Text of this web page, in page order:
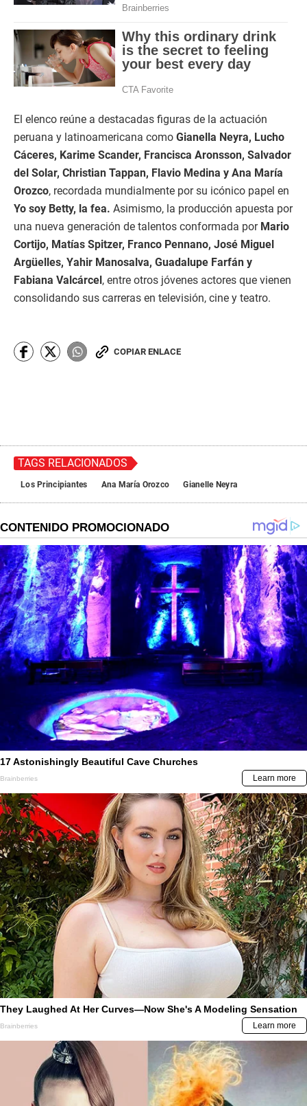
El elenco reúne a destacadas figuras de la actuación
peruana y latinoamericana como Gianella Neyra, Lucho
Cáceres, Karime Scander, Francisca Aronsson, Salvador
del Solar, Christian Tappan, Flavio Medina y Ana María
Orozco, recordada mundialmente por su icónico papel en
Yo soy Betty, la fea. Asimismo, la producción apuesta por
una nueva generación de talentos conformada por Mario
Cortijo, Matías Spitzer, Franco Pennano, José Miguel
Argüelles, Yahir Manosalva, Guadalupe Farfán y
Fabiana Valcárcel, entre otros jóvenes actores que vienen
consolidando sus carreras en televisión, cine y teatro.
COPIAR ENLACE
TAGS RELACIONADOS
Los Principiantes Ana María Orozco Gianelle Neyra